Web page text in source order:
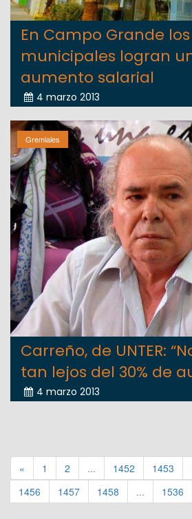
En Campo Grande los
municipales logran
aumento salarial
4 marzo 2013
Gremiales
Carreño, de UNTER:
tan lejos del 30% de
4 marzo 2013
« 1 2 ... 1452 1453
1456
1457 1458 ... 1536